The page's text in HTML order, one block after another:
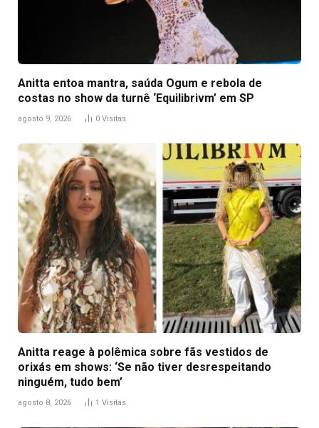
Anitta entoa mantra, saúda Ogum e rebola de
costas no show da turnê ‘Equilibrivm’ em SP
agosto 9, 2026 0 Visitas
Anitta reage à polêmica sobre fãs vestidos de
orixás em shows: ‘Se não tiver desrespeitando
ninguém, tudo bem’
agosto 8, 2026 1 Visitas